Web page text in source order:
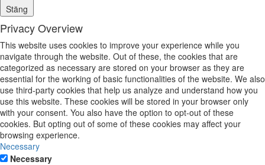
Stäng
Privacy Overview
This website uses cookies to improve your experience while you
navigate through the website. Out of these, the cookies that are
categorized as necessary are stored on your browser as they are
essential for the working of basic functionalities of the website. We also
use third-party cookies that help us analyze and understand how you
use this website. These cookies will be stored in your browser only
with your consent. You also have the option to opt-out of these
cookies. But opting out of some of these cookies may affect your
browsing experience.
Necessary
Necessary